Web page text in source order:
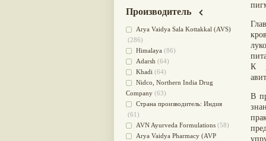
К
В
применения
(51)
Для приготовления пищи(49)
от инфекций мочеполовой
системы(49)
Для стабилизации деятельности
ЦНС(47)
для суставов(47)
Лечит опухоли и отеки
Для медитации(44)
выводит токсины
Для здоровья печени(41)
Для тела(39)
Производитель
Arya Vaidya Sala Kottakkal (AVS)
(286)
Himalaya (86)
Adarsh (64)
Khadi (64)
Nidсo, Northern India Drug
Company (63)
Страна производитель: Индия
(61)
AVN Ayurveda Formulations (58)
Arya Vaidya Pharmacy (AVP